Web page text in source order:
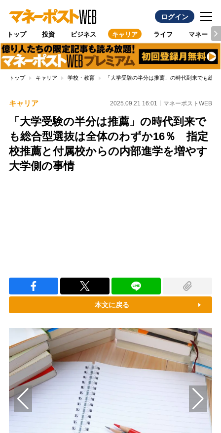
ログイン
トップ 投資 ビジネス キャリア ライフ マネー
トップ キャリア 学校・教育 「大学受験の半分は推薦」の時代到来でも総
キャリア 2025.09.21 16:01 マネーポストWEB
「大学受験の半分は推薦」の時代到来で
も総合型選抜は全体のわずか16％ 指定
校推薦と付属校からの内部進学を増やす
大学側の事情
本文に戻る